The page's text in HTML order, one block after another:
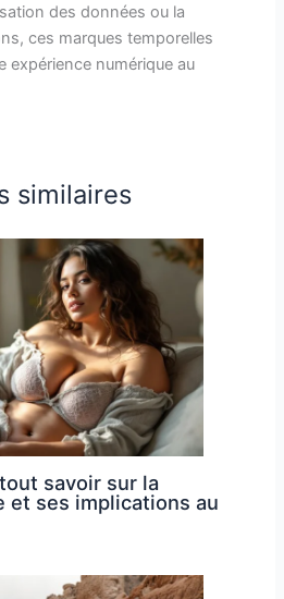
des données ou la
ces marques temporelles
expérience numérique au
similaires
savoir sur la
et ses implications au